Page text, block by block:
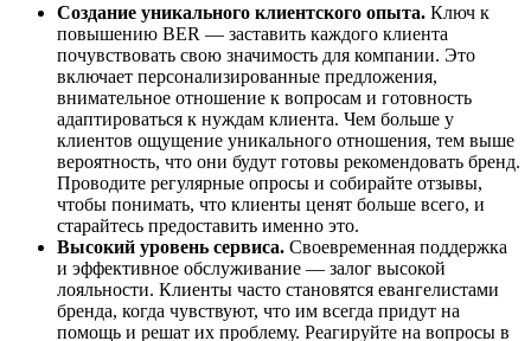
Создание уникального клиентского опыта. Ключ к
повышению BER — заставить каждого клиента
почувствовать свою значимость для компании. Это
включает персонализированные предложения,
внимательное отношение к вопросам и готовность
адаптироваться к нуждам клиента. Чем больше у
клиентов ощущение уникального отношения, тем выше
вероятность, что они будут готовы рекомендовать бренд.
Проводите регулярные опросы и собирайте отзывы,
чтобы понимать, что клиенты ценят больше всего, и
старайтесь предоставить именно это.
Высокий уровень сервиса. Своевременная поддержка
и эффективное обслуживание — залог высокой
лояльности. Клиенты часто становятся евангелистами
бренда, когда чувствуют, что им всегда придут на
помощь и решат их проблему. Реагируйте на вопросы в